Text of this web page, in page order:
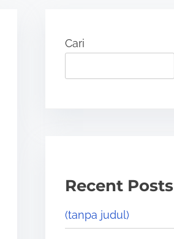
Cari
Recent Posts
(tanpa judul)